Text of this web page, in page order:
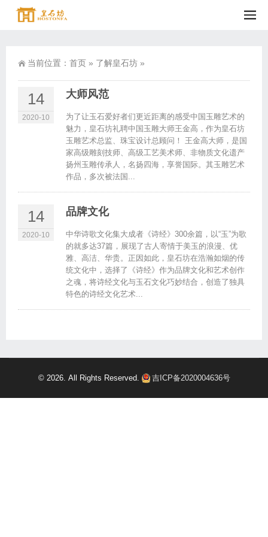
当前位置： 首页 » 了解皇石坊 »
14
2020-10
大师风范
为了让玉石爱好者们更近距离的感受中国玉雕艺术的
魅力，皇石坊礼聘中国玉雕大师王金高，作为皇石坊
玉雕艺术总监、珠宝设计总顾问！ 王金高大师，是国
家高级雕刻技师、高级工艺美术师、非物质文化遗产
扬州玉雕传承人，名扬四海，享誉国际。其玉雕艺术
作品，多次被法国...
14
2020-10
品牌文化
中华诗歌文化集大成者《诗经》300余篇，以“玉”为歌
的就多达37篇，展现了古人寄情于美玉的浪漫、优
雅、高洁、华贵。正因如此，皇石坊在浩瀚如烟的传
统文化中，选择了《诗经》作为品牌文化和艺术创作
之魂，将诗经文化与玉石文化巧妙结合，创造了独具
特色的诗经文化艺术...
© 2026. All Rights Reserved. 吉ICP备2020004636号